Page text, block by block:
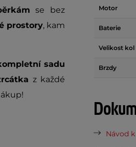
se bez
prostory, kam
sadu
z každé
Motor
Baterie
Velikost kol
Brzdy
Návod